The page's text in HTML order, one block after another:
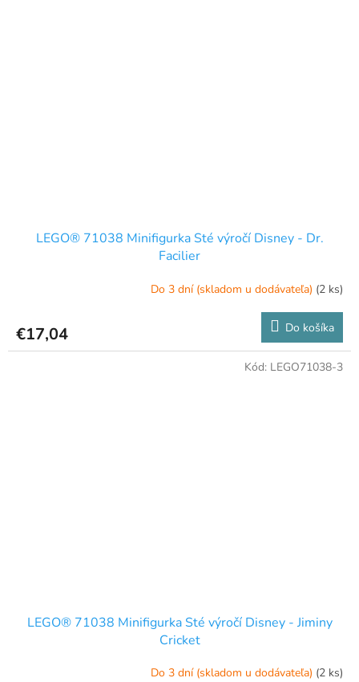
LEGO® 71038 Minifigurka Sté výročí Disney - Dr.
Facilier
Do 3 dní (skladom u dodávateľa) (2 ks)
€17,04 Do košíka
LEGO® 71038 Minifigurka Sté výročí Disney - Jiminy
Cricket
Do 3 dní (skladom u dodávateľa) (2 ks)
Kód: LEGO71038-3